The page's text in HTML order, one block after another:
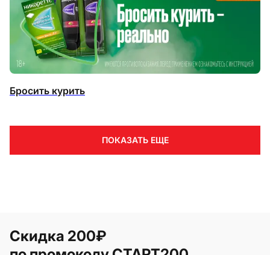
Бросить курить
ПОКАЗАТЬ ЕЩЕ
Скидка 200₽